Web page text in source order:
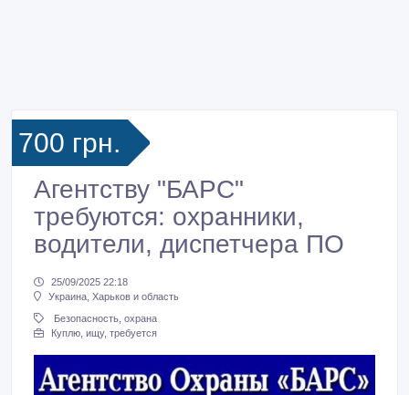
700 грн.
Агентству "БАРС"
требуются: охранники,
водители, диспетчера ПО
25/09/2025 22:18
Украина, Харьков и область
Безопасность, охрана
Куплю, ищу, требуется